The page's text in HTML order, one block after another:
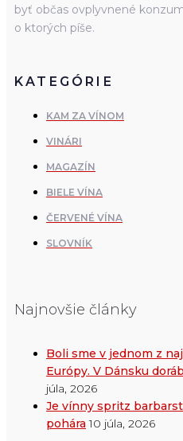
byť občas ovplyvnené
o ktorých píše.
KATEGÓRIE
KAM ZA VÍNOM
VINÁRI
MAGAZÍN
BIELE VÍNA
ČERVENÉ VÍNA
SLOVNÍK
Najnovšie články
Boli sme v jednom z
Európy. V Dánsku
júla, 2026
Je vínny spritz
pohára 10 júla, 2026